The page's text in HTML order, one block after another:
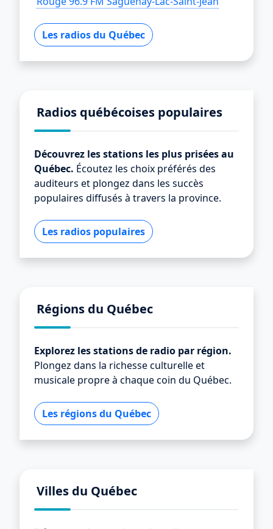
Les radios du Québec
Radios québécoises populaires
Découvrez les stations les plus prisées au
Québec. Écoutez les choix préférés des
auditeurs et plongez dans les succès
populaires diffusés à travers la province.
Les radios populaires
Régions du Québec
Explorez les stations de radio par région.
Plongez dans la richesse culturelle et
musicale propre à chaque coin du Québec.
Les régions du Québec
Villes du Québec